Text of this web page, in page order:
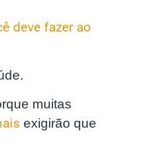
deve fazer ao
muitas
exigirão que